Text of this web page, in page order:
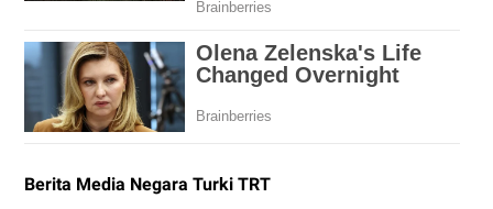
Berita Media Negara Turki TRT